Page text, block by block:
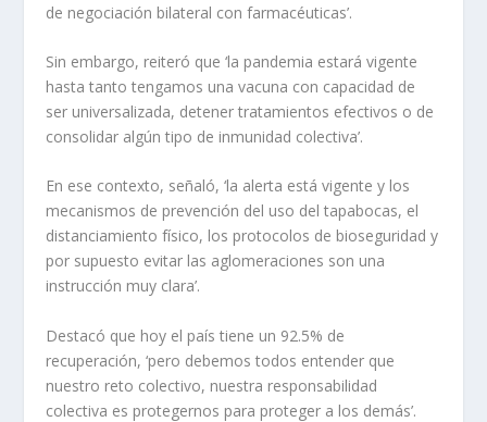
de negociación bilateral con farmacéuticas’.
Sin embargo, reiteró que ‘la pandemia estará vigente
hasta tanto tengamos una vacuna con capacidad de
ser universalizada, detener tratamientos efectivos o de
consolidar algún tipo de inmunidad colectiva’.
En ese contexto, señaló, ‘la alerta está vigente y los
mecanismos de prevención del uso del tapabocas, el
distanciamiento físico, los protocolos de bioseguridad y
por supuesto evitar las aglomeraciones son una
instrucción muy clara’.
Destacó que hoy el país tiene un 92.5% de
recuperación, ‘pero debemos todos entender que
nuestro reto colectivo, nuestra responsabilidad
colectiva es protegernos para proteger a los demás’.